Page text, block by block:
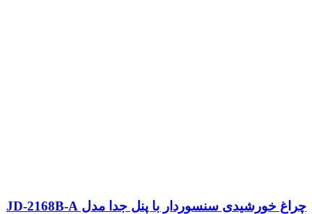
چراغ خورشیدی سنسوردار با پنل جدا مدل JD-2168B-A